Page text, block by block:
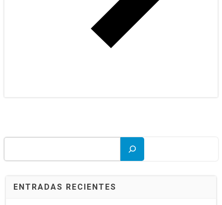
ENTRADAS RECIENTES